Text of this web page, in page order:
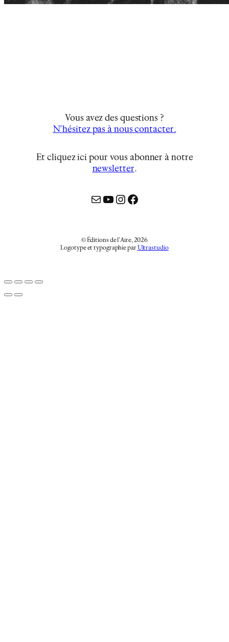
Vous avez des questions ?
N’hésitez pas à nous contacter.
Et cliquez ici pour vous abonner à notre
newsletter…
MailYouTube
Instagram
Facebook
© Éditions de l’Aire, 2026
Logotype et typographie par Ultrastudio